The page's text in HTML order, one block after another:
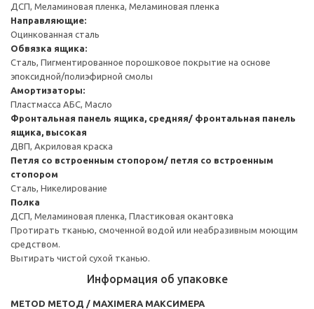
ДСП, Меламиновая пленка, Меламиновая пленка
Направляющие:
Оцинкованная сталь
Обвязка ящика:
Сталь, Пигментированное порошковое покрытие на основе
эпоксидной/полиэфирной смолы
Амортизаторы:
Пластмасса АБС, Масло
Фронтальная панель ящика, средняя/ фронтальная панель
ящика, высокая
ДВП, Акриловая краска
Петля со встроенным стопором/ петля со встроенным
стопором
Сталь, Никелирование
Полка
ДСП, Меламиновая пленка, Пластиковая окантовка
Протирать тканью, смоченной водой или неабразивным моющим
средством.
Вытирать чистой сухой тканью.
Информация об упаковке
METOD МЕТОД / MAXIMERA МАКСИМЕРА